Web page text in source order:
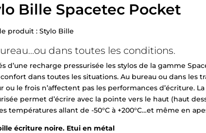
Bille Spacetec Pocket
produit : Stylo Bille
dans toutes les conditions.
d’une recharge pressurisée les stylos de la gamme
dans toutes les situations. Au bureau ou dans les
ou le frois n’affectent pas les performances d’écriture.
permet d’écrire avec la pointe vers le haut (haut
températures allant de -50°C à +200°C…et même en
écriture noire. Etui en métal